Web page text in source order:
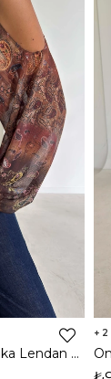
Açık Omuz Detaylı Yüksek Yaka Lendan Kahve Kadın bluz 26K026
2